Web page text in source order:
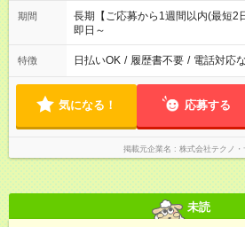
期間
長期【ご応募から1週間以内(最短2
即日～
特徴 日払いOK / 履歴書不要 / 電話対応
気になる！ 応募する
掲載元企業名 株式会社テクノ・
未読